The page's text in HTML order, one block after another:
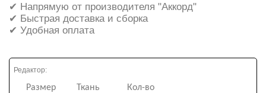
✔ Напрямую от производителя "Аккорд"
✔ Быстрая доставка и сборка
✔ Удобная оплата
Редактор:
Размер Ткань Кол-во